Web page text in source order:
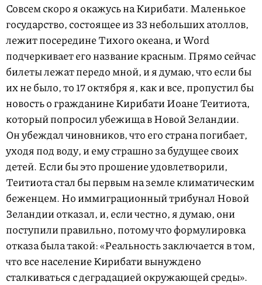
Совсем скоро я окажусь на Кирибати. Маленькое
государство, состоящее из 33 небольших атоллов,
лежит посередине Тихого океана, и Word
подчеркивает его название красным. Прямо сейчас
билеты лежат передо мной, и я думаю, что если бы
их не было, то 17 октября я, как и все, пропустил бы
новость о гражданине Кирибати Иоане Теи­тиота,
который попросил убежища в Новой Зеландии.
Он убеждал чиновников, что его страна погибает,
уходя под воду, и ему страшно за будущее своих
детей. Если бы это прошение удовлетворили,
Теитиота стал бы первым на земле климатическим
беженцем. Но иммиграционный трибунал Новой
Зеландии отказал, и, если честно, я думаю, они
поступили правильно, потому что формулировка
отказа была такой: «Реальность заключается в том,
что все население Кири­бати вынуждено
сталкиваться с деградацией окружающей среды».